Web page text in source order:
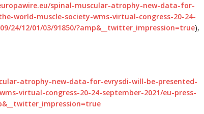
spinal-muscular-atrophy-new-data-for-
world-muscle-society-wms-virtual-congress-20-24-
24/12/01/03/91850/?amp&__twitter_impression=true),
atrophy-new-data-for-evrysdi-will-be-presented-
virtual-congress-20-24-september-2021/eu-press-